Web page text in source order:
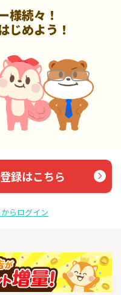
様続々！
じめよう！
録はこちら
らログイン